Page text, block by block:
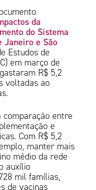
da
do Sistema
Janeiro e São
Estudos de
em março de
R$ 5,2
voltadas ao
comparação entre
e
Com R$ 5,2
manter mais
médio da rede
auxílio
mil famílias,
de vacinas